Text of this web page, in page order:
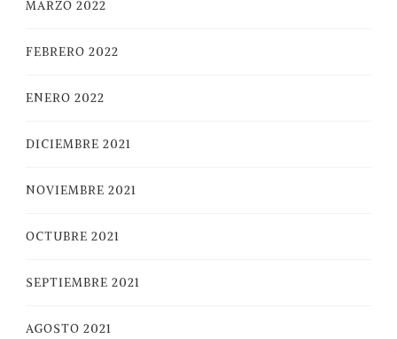
MARZO 2022
FEBRERO 2022
ENERO 2022
DICIEMBRE 2021
NOVIEMBRE 2021
OCTUBRE 2021
SEPTIEMBRE 2021
AGOSTO 2021